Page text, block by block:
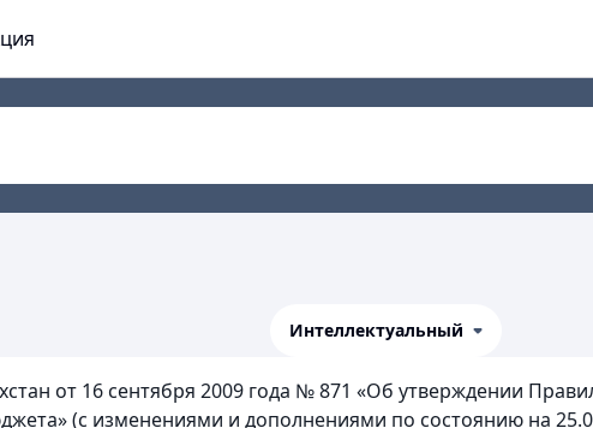
Интеллектуальный
от 16 сентября 2009 года № 871 «Об утверждении
(с изменениями и дополнениями по состоянию на